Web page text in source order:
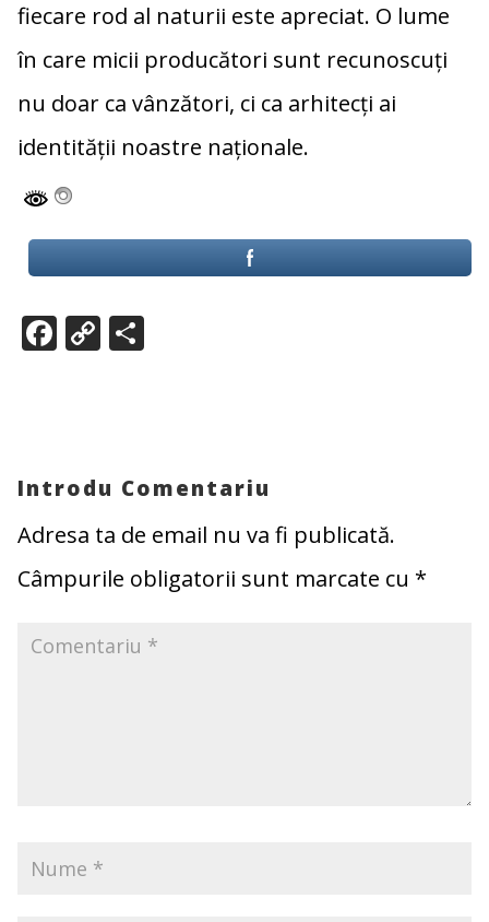
fiecare rod al naturii este apreciat. O lume
în care micii producători sunt recunoscuți
nu doar ca vânzători, ci ca arhitecți ai
identității noastre naționale.
F
o
o
k
C
Li
n
k
P
az
ă
Introdu Comentariu
Adresa ta de email nu va fi publicată.
Câmpurile obligatorii sunt marcate cu *